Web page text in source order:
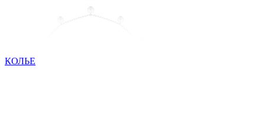
КОЛЬЕ